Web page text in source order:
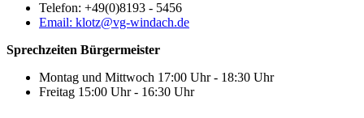
Telefon: +49(0)8193 - 5456
Email: klotz@vg-windach.de
Sprechzeiten Bürgermeister
Montag und Mittwoch 17:00 Uhr - 18:30 Uhr
Freitag 15:00 Uhr - 16:30 Uhr